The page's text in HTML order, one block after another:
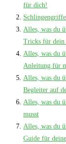
für dich!
Alles, was du
Tricks für
Alles, was du
Anleitung für
Alles, was du
Begleiter auf
Alles, was du
musst
Alles, was du
Guide für